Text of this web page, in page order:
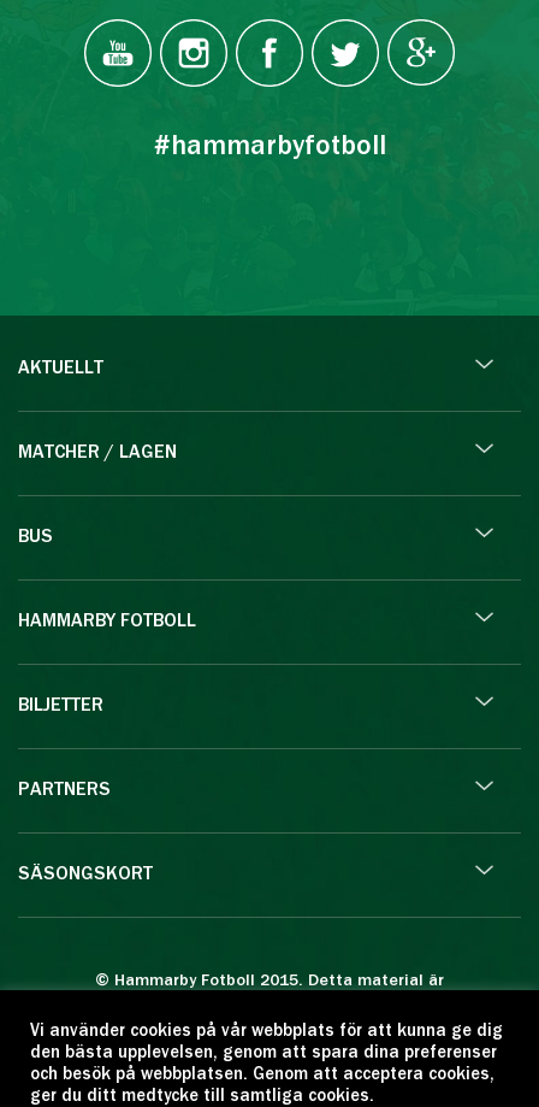
#hammarbyfotboll
AKTUELLT
MATCHER / LAGEN
BUS
HAMMARBY FOTBOLL
BILJETTER
PARTNERS
SÄSONGSKORT
© Hammarby Fotboll 2015. Detta material är
Eftertryck eller annan kopiering är förbjuden.
Citera oss gärna men ange källan:
www.hammarbyfotboll.se. Ansvarig utgivare:
Vi använder cookies på vår webbplats för att kunna ge dig
den bästa upplevelsen, genom att spara dina preferenser
och besök på webbplatsen. Genom att acceptera cookies,
ger du ditt medtycke till samtliga cookies.